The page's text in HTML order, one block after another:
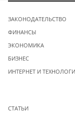
ЗАКОНОДАТЕЛЬСТВО
ФИНАНСЫ
ЭКОНОМИКА
БИЗНЕС
ИНТЕРНЕТ И
СТАТЬИ